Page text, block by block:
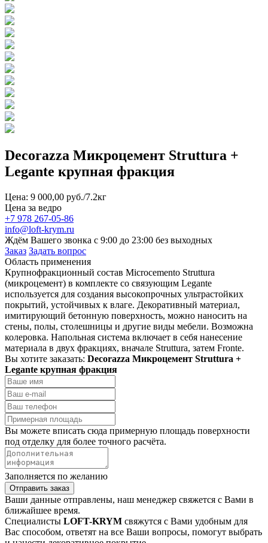
Decorazza Микроцемент Struttura +
Legante крупная фракция
Цена: 9 000,00 руб./7.2кг
Цена за ведро
+7 978 267-05-86
info@loft-krym.ru
Ждём Вашего звонка с 9:00 до 23:00 без выходных
Заказ Задать вопрос
Область применения
Крупнофракционный состав Microcemento Struttura
(микроцемент) в комплекте со связующим Legante
используется для создания высокопрочных ультрастойких
покрытий, устойчивых к влаге. Декоративный материал,
имитирующий бетонную поверхность, можно наносить на
стены, полы, столешницы и другие виды мебели. Возможна
колеровка. Напольная система включает в себя нанесение
материала в двух фракциях, вначале Struttura, затем Fronte.
Вы хотите заказать: Decorazza Микроцемент Struttura +
Legante крупная фракция
Вы можете вписать сюда примерную площадь поверхности
под отделку для более точного расчёта.
Заполняется по желанию
Отправить заказ
Ваши данные отправлены, наш менеджер свяжется с Вами в
ближайшее время.
Специалисты LOFT-KRYM свяжутся с Вами удобным для
Вас способом, ответят на все Ваши вопросы, помогут выбрать